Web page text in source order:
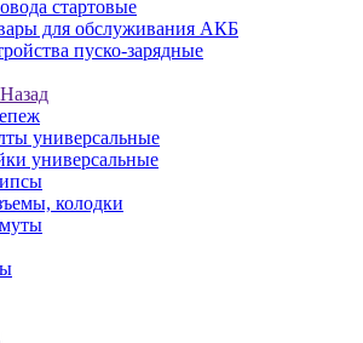
стартовые
для обслуживания АКБ
пуско-зарядные
Назад
универсальные
универсальные
колодки